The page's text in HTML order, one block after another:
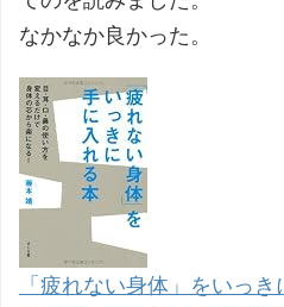
なかなか良かった。
「疲れない身体」をいっ